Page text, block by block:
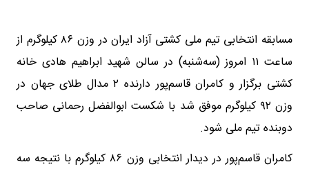
مسابقه انتخابی تیم ملی کشتی آزاد ایران در وزن ۸۶ کیلوگرم از
ساعت ۱۱ امروز (سه‌شنبه) در سالن شهید ابراهیم هادی خانه
کشتی برگزار و کامران قاسم‌پور دارنده ۲ مدال طلای جهان در
وزن ۹۲ کیلوگرم موفق شد با شکست ابوالفضل رحمانی صاحب
دوبنده تیم ملی شود.
کامران قاسم‌پور در دیدار انتخابی وزن ۸۶ کیلوگرم با نتیجه سه